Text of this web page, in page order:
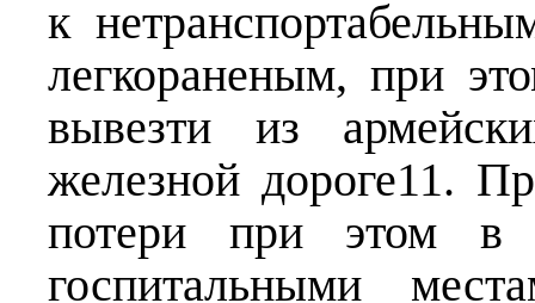
к
легкораненым, при
вывезти из
железной дороге11.
потери при этом в
госпитальными